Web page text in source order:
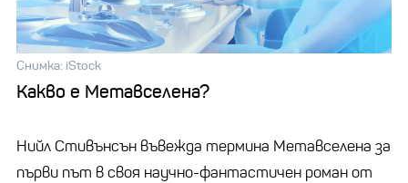
Снимка: iStock
Какво е Метавселена?
Нийл Стивънсън въвежда термина Метавселена за
първи път в своя научно-фантастичен роман от